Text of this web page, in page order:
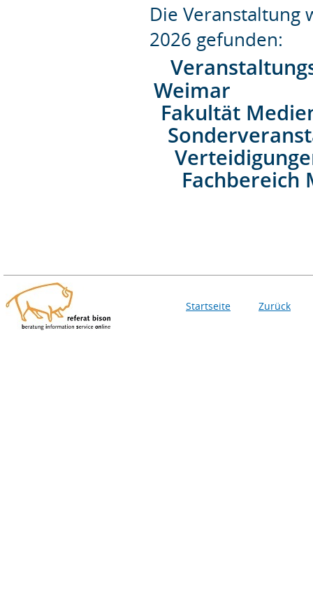
Die Veranstaltung
2026 gefunden:
Weimar
Fakultät
Startseite Zurück